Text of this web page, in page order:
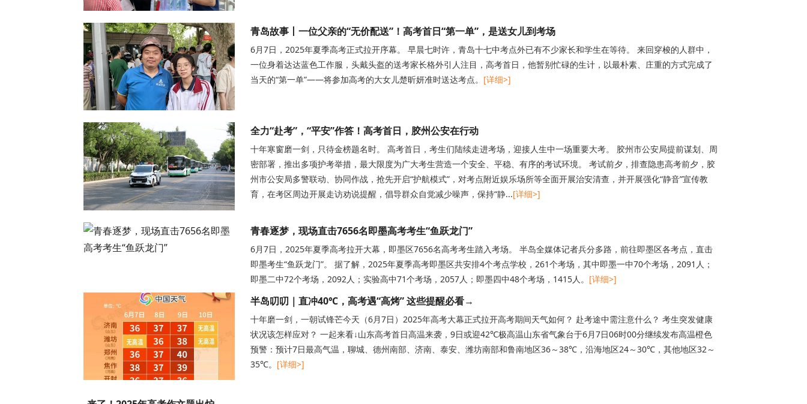
青岛故事丨一位父亲的“无价配送”！高考首日“第一单”，是送女儿到考场
6月7日，2025年夏季高考正式拉开序幕。 早晨七时许，青岛十七中考点外已有不少家长和学生在等待。 来回穿梭的人群中，
一位身着达达蓝色工作服，头戴头盔的送考家长格外引人注目，高考首日，他暂别忙碌的生计，以最朴素、庄重的方式完成了
当天的“第一单”——将参加高考的大女儿楚昕妍准时送达考点。 [详细>]
全力“赴考”，“平安”作答！高考首日，胶州公安在行动
十年寒窗磨一剑，只待金榜题名时。 高考首日，考生们陆续走进考场，迎接人生中一场重要大考。 胶州市公安局提前谋划、周
密部署，推出多项护考举措，最大限度为广大考生营造一个安全、平稳、有序的考试环境。 考试前夕，排查隐患高考前夕，胶
州市公安局多警联动、协同作战，抢先开启“护航模式”，对考点附近娱乐场所等全面开展治安清查，并开展强化“静音”宣传教
育，在考区周边开展走访劝说提醒，倡导群众自觉减少噪声，保持“静...[详细>]
青春逐梦，现场直击7656名即墨高考考生“鱼跃龙门”
6月7日，2025年夏季高考拉开大幕，即墨区7656名高考考生踏入考场。 半岛全媒体记者兵分多路，前往即墨区各考点，直击
即墨考生“鱼跃龙门”。 据了解，2025年夏季高考即墨区共安排4个考点学校，261个考场，其中即墨一中70个考场，2091人；
即墨二中72个考场，2092人；实验高中71个考场，2057人；即墨四中48个考场，1415人。 [详细>]
半岛叨叨｜直冲40℃，高考遇“高烤” 这些提醒必看→
十年磨一剑，一朝试锋芒今天（6月7日）2025年高考大幕正式拉开高考期间天气如何？ 赴考途中需注意什么？ 考生突发健康
状况该怎样应对？ 一起来看↓山东高考首日高温来袭，9日或迎42℃极高温山东省气象台于6月7日06时00分继续发布高温橙色
预警：预计7日最高气温，聊城、德州南部、济南、泰安、潍坊南部和鲁南地区36～38℃，沿海地区24～30℃，其他地区32～
35℃。 [详细>]